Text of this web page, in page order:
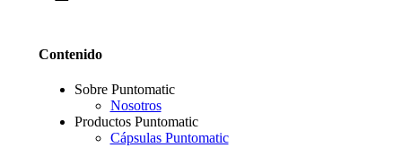
Contenido
Sobre Puntomatic
Nosotros
Productos Puntomatic
Cápsulas Puntomatic